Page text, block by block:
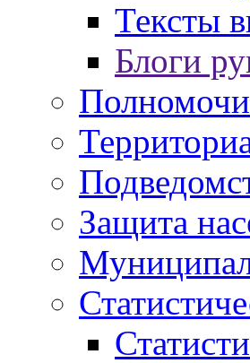
Тексты
Блоги
Защита